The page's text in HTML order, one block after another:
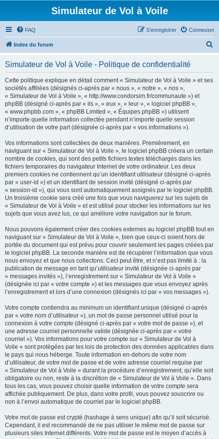
Simulateur de Vol à Voile
FAQ Connexion
S’enregistrer
Index du forum
Simulateur de Vol à Voile - Politique de confidentialité
Cette politique explique en détail comment « Simulateur de Vol à Voile » et ses
sociétés affiliées (désignés ci-après par « nous », « notre », « nos »,
« Simulateur de Vol à Voile », « http://www.condorsim.fr/communaute ») et
phpBB (désigné ci-après par « ils », « eux », « leur », « logiciel phpBB »,
« www.phpbb.com », « phpBB Limited », « Équipes phpBB ») utilisent
n’importe quelle information collectée pendant n’importe quelle session
d’utilisation de votre part (désignée ci-après par « vos informations »).
Vos informations sont collectées de deux manières. Premièrement, en
naviguant sur « Simulateur de Vol à Voile », le logiciel phpBB créera un certain
nombre de cookies, qui sont des petits fichiers textes téléchargés dans les
fichiers temporaires du navigateur Internet de votre ordinateur. Les deux
premiers cookies ne contiennent qu’un identifiant utilisateur (désigné ci-après
par « user-id ») et un identifiant de session invité (désigné ci-après par
« session-id »), qui vous sont automatiquement assignés par le logiciel phpBB.
Un troisième cookie sera créé une fois que vous naviguerez sur les sujets de
« Simulateur de Vol à Voile » et est utilisé pour stocker les informations sur les
sujets que vous avez lus, ce qui améliore votre navigation sur le forum.
Nous pouvons également créer des cookies externes au logiciel phpBB tout en
naviguant sur « Simulateur de Vol à Voile », bien que ceux-ci soient hors de
portée du document qui est prévu pour couvrir seulement les pages créées par
le logiciel phpBB. La seconde manière est de récupérer l’information que vous
nous envoyez et que nous collectons. Ceci peut être, et n’est pas limité à : la
publication de message en tant qu’utilisateur invité (désignée ci-après par
« messages invités »), l’enregistrement sur « Simulateur de Vol à Voile »
(désignée ici par « votre compte ») et les messages que vous envoyez après
l’enregistrement et lors d’une connexion (désignés ici par « vos messages »).
Votre compte contiendra au minimum un identifiant unique (désigné ci-après
par « votre nom d’utilisateur »), un mot de passe personnel utilisé pour la
connexion à votre compte (désigné ci-après par « votre mot de passe »), et
une adresse courriel personnelle valide (désignée ci-après par « votre
courriel »). Vos informations pour votre compte sur « Simulateur de Vol à
Voile » sont protégées par les lois de protection des données applicables dans
le pays qui nous héberge. Toute information en-dehors de votre nom
d’utilisateur, de votre mot de passe et de votre adresse courriel requise par
« Simulateur de Vol à Voile » durant la procédure d’enregistrement, qu’elle soit
obligatoire ou non, reste à la discrétion de « Simulateur de Vol à Voile ». Dans
tous les cas, vous pouvez choisir quelle information de votre compte sera
affichée publiquement. De plus, dans votre profil, vous pouvez souscrire ou
non à l’envoi automatique de courriel par le logiciel phpBB.
Votre mot de passe est crypté (hashage à sens unique) afin qu’il soit sécurisé.
Cependant, il est recommandé de ne pas utiliser le même mot de passe sur
plusieurs sites Internet différents. Votre mot de passe est le moyen d’accès à